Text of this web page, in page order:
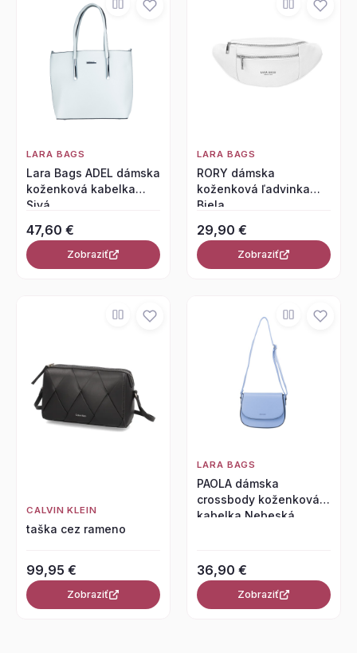
LARA BAGS
Lara Bags ADEL dámska
koženková kabelka
Sivá
47,60 €
Zobraziť
LARA BAGS
RORY dámska
koženková ľadvinka
Biela
29,90 €
Zobraziť
CALVIN KLEIN
taška cez rameno
99,95 €
Zobraziť
LARA BAGS
PAOLA dámska
crossbody koženková
kabelka Nebeská
36,90 €
Zobraziť